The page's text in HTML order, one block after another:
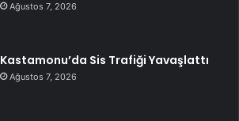
Ağustos 7, 2026
Kastamonu’da Sis Trafiği Yavaşlattı
Ağustos 7, 2026